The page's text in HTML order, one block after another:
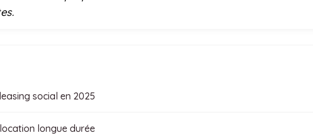
social en 2025
longue durée